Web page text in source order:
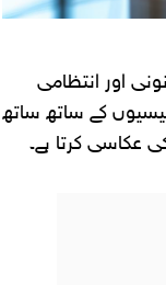
اور انتظامی
کے ساتھ ساتھ
عکاسی کرتا ہے۔